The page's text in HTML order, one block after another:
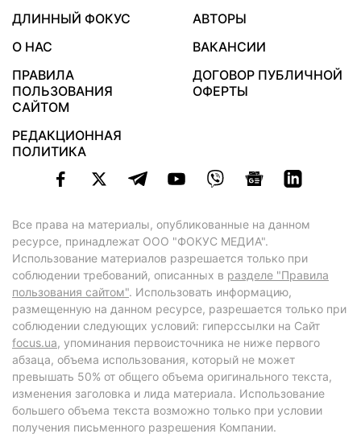
ДЛИННЫЙ ФОКУС
АВТОРЫ
О НАС
ВАКАНСИИ
ПРАВИЛА
ПОЛЬЗОВАНИЯ
САЙТОМ
ДОГОВОР ПУБЛИЧНОЙ
ОФЕРТЫ
РЕДАКЦИОННАЯ
ПОЛИТИКА
Все права на материалы, опубликованные на данном
ресурсе, принадлежат ООО "ФОКУС МЕДИА".
Использование материалов разрешается только при
соблюдении требований, описанных в разделе "Правила
пользования сайтом". Использовать информацию,
размещенную на данном ресурсе, разрешается только при
соблюдении следующих условий: гиперссылки на Сайт
focus.ua, упоминания первоисточника не ниже первого
абзаца, объема использования, который не может
превышать 50% от общего объема оригинального текста,
изменения заголовка и лида материала. Использование
большего объема текста возможно только при условии
получения письменного разрешения Компании.